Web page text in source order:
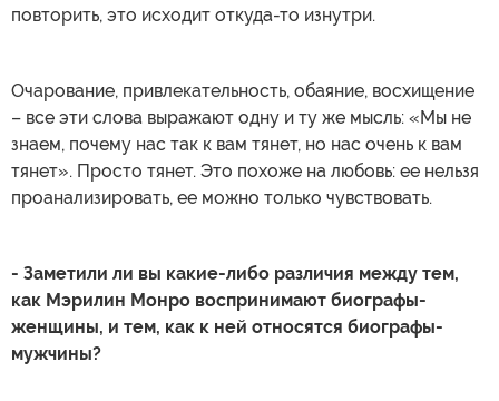
повторить, это исходит откуда-то изнутри.
Очарование, привлекательность, обаяние, восхищение
– все эти слова выражают одну и ту же мысль: «Мы не
знаем, почему нас так к вам тянет, но нас очень к вам
тянет». Просто тянет. Это похоже на любовь: ее нельзя
проанализировать, ее можно только чувствовать.
- Заметили ли вы какие-либо различия между тем,
как Мэрилин Монро воспринимают биографы-
женщины, и тем, как к ней относятся биографы-
мужчины?